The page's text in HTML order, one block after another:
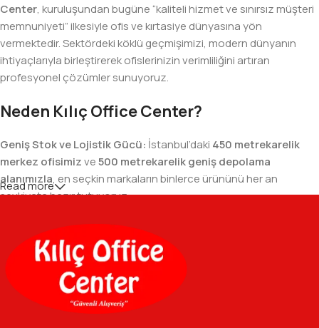
Center, kuruluşundan bugüne “kaliteli hizmet ve sınırsız müşteri
memnuniyeti” ilkesiyle ofis ve kırtasiye dünyasına yön
vermektedir. Sektördeki köklü geçmişimizi, modern dünyanın
ihtiyaçlarıyla birleştirerek ofislerinizin verimliliğini artıran
profesyonel çözümler sunuyoruz.
Neden Kılıç Office Center?
Geniş Stok ve Lojistik Gücü: İstanbul’daki 450 metrekarelik
merkez ofisimizve500 metrekarelik geniş depolama
alanımızla, en seçkin markaların binlerce ürününü her an
sevkiyata hazır tutuyoruz.
Geniş Ürün Yelpazesi:Temel kırtasiye malzemelerinden teknik
ofis gereçlerine kadar, iş hayatınızda ihtiyaç duyduğunuz her
şeyi tek bir çatı altında, en uygun fiyat avantajlarıyla bulmanızı
sağlıyoruz.
Özverili Takım Ruhu:İşini tutkuyla yapan, güler yüzlü ve çözüm
Read more